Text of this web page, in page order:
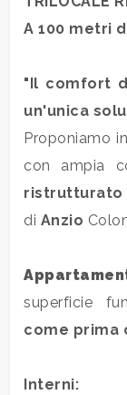
A 100 metri
"Il comfort
un'unica
Proponiamo in
con ampia
ristrutturato
di Anzio
superficie
come prima
Interni:
Totale
Locali